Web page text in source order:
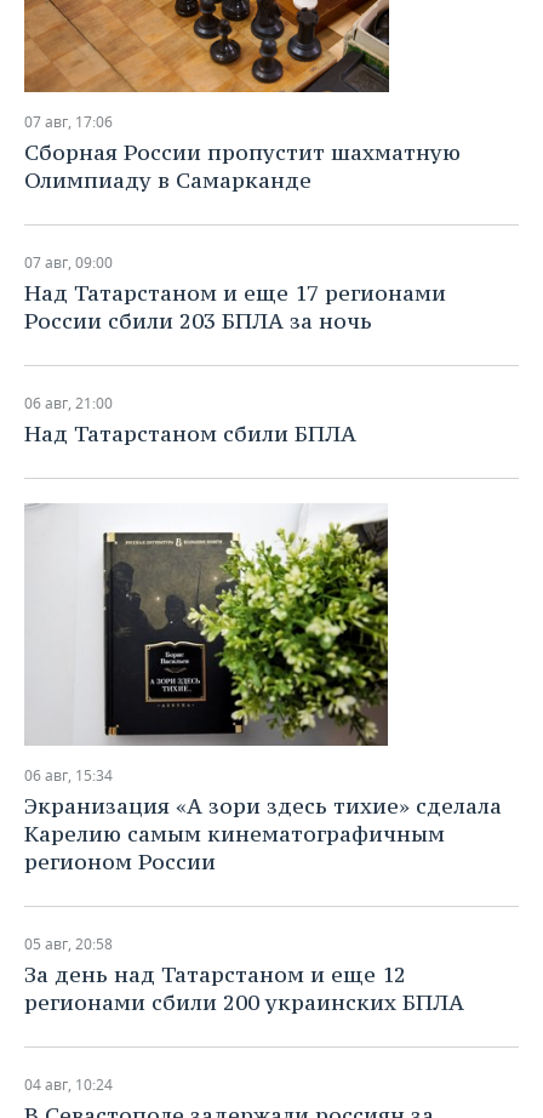
07 авг, 17:06
Сборная России пропустит шахматную
Олимпиаду в Самарканде
07 авг, 09:00
Над Татарстаном и еще 17 регионами
России сбили 203 БПЛА за ночь
06 авг, 21:00
Над Татарстаном сбили БПЛА
06 авг, 15:34
Экранизация «А зори здесь тихие» сделала
Карелию самым кинематографичным
регионом России
05 авг, 20:58
За день над Татарстаном и еще 12
регионами сбили 200 украинских БПЛА
04 авг, 10:24